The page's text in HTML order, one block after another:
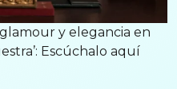
y elegancia en
Escúchalo aquí